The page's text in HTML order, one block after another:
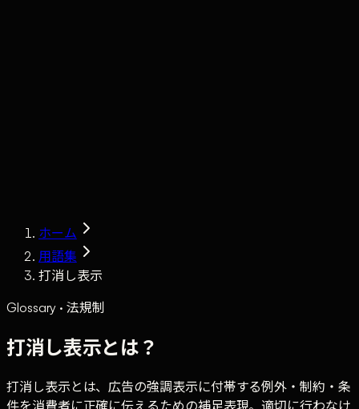
ホーム
用語集
打消し表示
Glossary · 法規制
打消し表示とは？
打消し表示とは、広告の強調表示に付帯する例外・制約・条
件を消費者に正確に伝えるための補足表現。適切に行わなけ